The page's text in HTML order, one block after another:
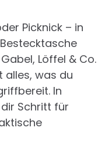
Picknick – in
Löffel & Co.
alles, was du
In
Schritt für